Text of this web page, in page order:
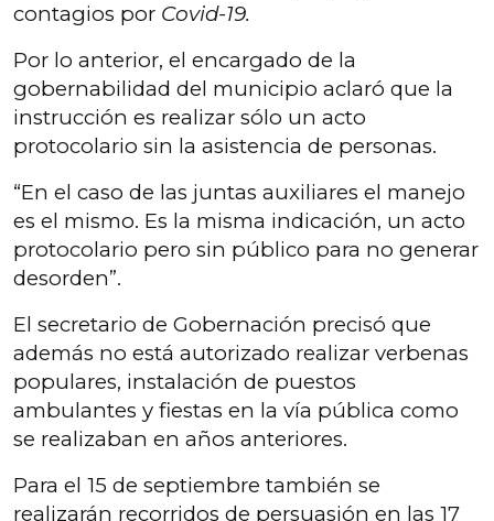
contagios por Covid-19.
Por lo anterior, el encargado de la
gobernabilidad del municipio aclaró que la
instrucción es realizar sólo un acto
protocolario sin la asistencia de personas.
“En el caso de las juntas auxiliares el manejo
es el mismo. Es la misma indicación, un acto
protocolario pero sin público para no generar
desorden”.
El secretario de Gobernación precisó que
además no está autorizado realizar verbenas
populares, instalación de puestos
ambulantes y fiestas en la vía pública como
se realizaban en años anteriores.
Para el 15 de septiembre también se
realizarán recorridos de persuasión en las 17